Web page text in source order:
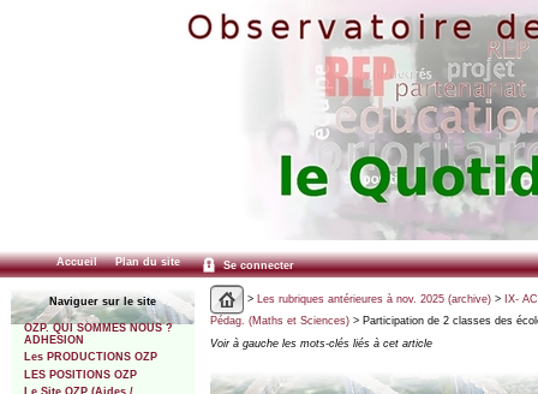
Accueil Plan du site Se connecter
Naviguer sur le site
OZP. QUI SOMMES NOUS ?
ADHESION
Les PRODUCTIONS OZP
LES POSITIONS OZP
Le Site OZP (Aides /
> Les rubriques antérieures à nov. 2025 (archive)> IX-
Pédag. (Maths et Sciences)> Participation de 2 classes des
Voir à gauche les mots-clés liés à cet article